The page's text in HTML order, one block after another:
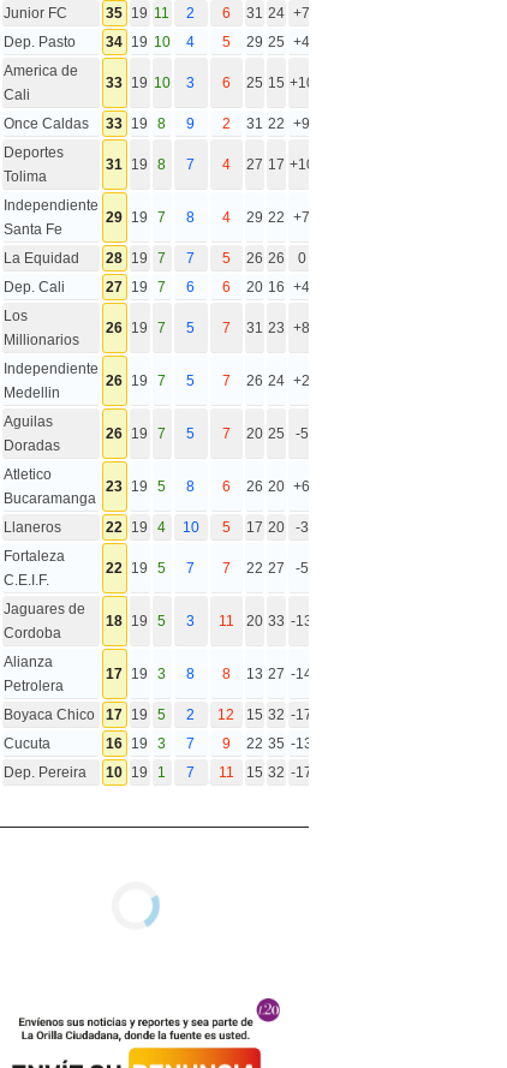
Junior FC 35 19 11 2 6 31 24 +7
Dep. Pasto 34 19 10 4 5 29 25 +4
America de
Cali
33 19 10 3 6 25 15 +10
Once Caldas 33 19 8 9 2 31 22 +9
Deportes
Tolima
31 19 8 7 4 27 17 +10
Independiente
Santa Fe
29 19 7 8 4 29 22 +7
La Equidad 28 19 7 7 5 26 26
0
Dep. Cali 27 19 7 6 6 20 16 +4
Los
Millionarios
26 19 7 5 7 31 23 +8
Independiente
Medellin
26 19 7 5 7 26 24 +2
Aguilas
Doradas
26 19 7 5 7 20 25 -5
Atletico
Bucaramanga
23 19 5 8 6 26 20 +6
Llaneros 22 19 4 10 5 17 20 -3
Fortaleza
C.E.I.F.
22 19 5 7 7 22 27 -5
Jaguares de
Cordoba
18 19 5 3 11 20 33 -13
Alianza
Petrolera
17 19 3 8 8 13 27 -14
Boyaca Chico 17 19 5 2 12 15 32 -17
Cucuta 16 19 3 7 9 22 35 -13
Dep. Pereira 10 19 1 7 11 15 32 -17